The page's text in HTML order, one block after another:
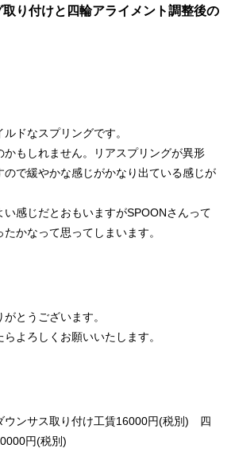
り付けと四輪アライメント調整後の
ドなスプリングです。
かもしれません。リアスプリングが異形
ので緩やかな感じがかなり出ている感じが
感じだとおもいますがSPOONさんって
かなって思ってしまいます。
とうございます。
よろしくお願いいたします。
ンサス取り付け工賃16000円(税別) 四
円(税別)